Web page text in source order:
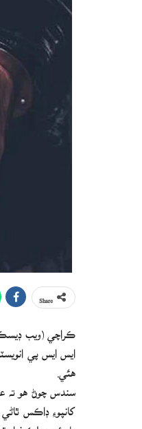
ڪراچي (ويب
سندس چوڻ هو ته
کانپوءِ ڊاڪس ٿاڻي
ٻاهرئين ملڪ فرار